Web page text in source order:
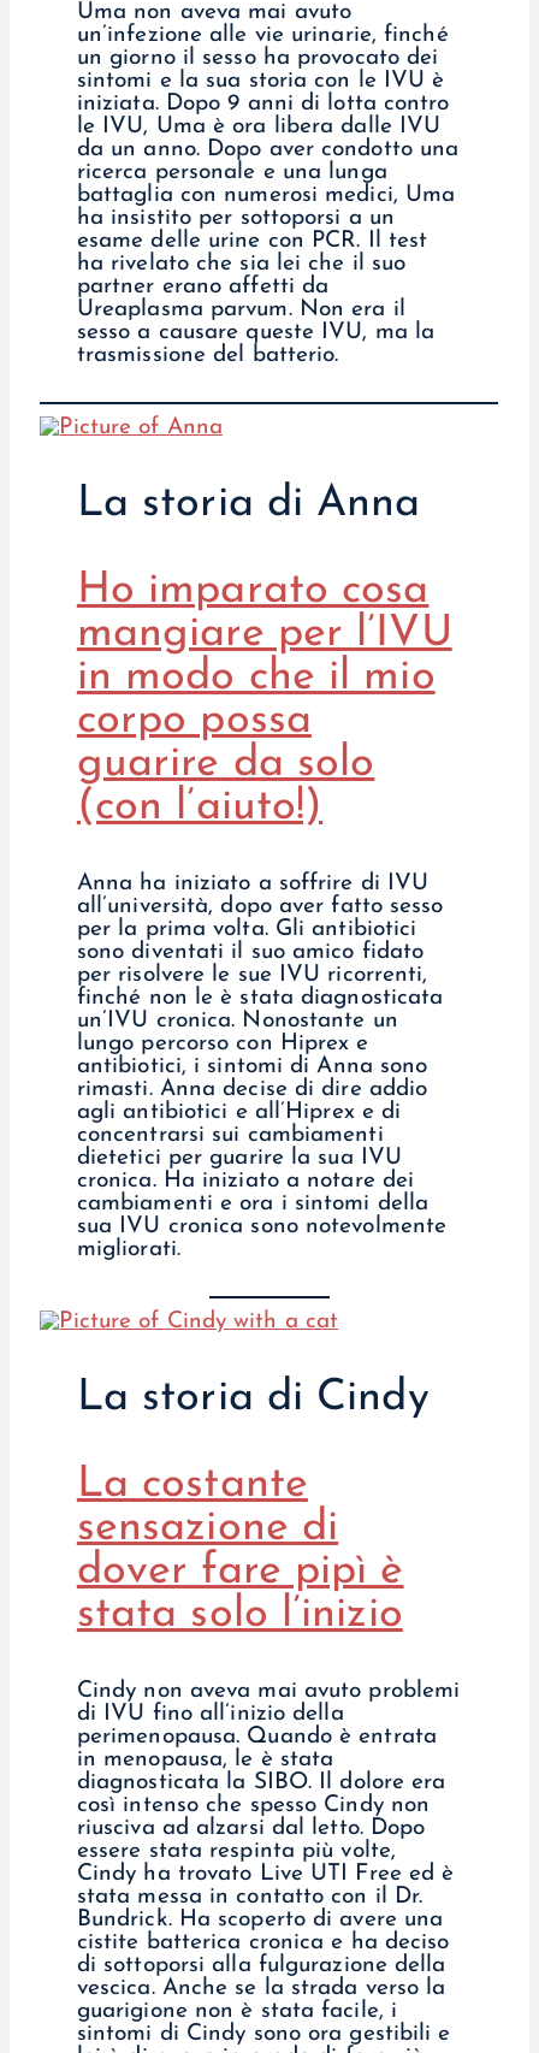
Uma non aveva mai avuto
un’infezione alle vie urinarie, finché
un giorno il sesso ha provocato dei
sintomi e la sua storia con le IVU è
iniziata. Dopo 9 anni di lotta contro
le IVU, Uma è ora libera dalle IVU
da un anno. Dopo aver condotto una
ricerca personale e una lunga
battaglia con numerosi medici, Uma
ha insistito per sottoporsi a un
esame delle urine con PCR. Il test
ha rivelato che sia lei che il suo
partner erano affetti da
Ureaplasma parvum. Non era il
sesso a causare queste IVU, ma la
trasmissione del batterio.
La storia di Anna
Ho imparato cosa
mangiare per l’IVU
in modo che il mio
corpo possa
guarire da solo
(con l’aiuto!)
Anna ha iniziato a soffrire di IVU
all’università, dopo aver fatto sesso
per la prima volta. Gli antibiotici
sono diventati il suo amico fidato
per risolvere le sue IVU ricorrenti,
finché non le è stata diagnosticata
un’IVU cronica. Nonostante un
lungo percorso con Hiprex e
antibiotici, i sintomi di Anna sono
rimasti. Anna decise di dire addio
agli antibiotici e all’Hiprex e di
concentrarsi sui cambiamenti
dietetici per guarire la sua IVU
cronica. Ha iniziato a notare dei
cambiamenti e ora i sintomi della
sua IVU cronica sono notevolmente
migliorati.
La storia di Cindy
La costante
sensazione di
dover fare pipì è
stata solo l’inizio
Cindy non aveva mai avuto problemi
di IVU fino all’inizio della
perimenopausa. Quando è entrata
in menopausa, le è stata
diagnosticata la SIBO. Il dolore era
così intenso che spesso Cindy non
riusciva ad alzarsi dal letto. Dopo
essere stata respinta più volte,
Cindy ha trovato Live UTI Free ed è
stata messa in contatto con il Dr.
Bundrick. Ha scoperto di avere una
cistite batterica cronica e ha deciso
di sottoporsi alla fulgurazione della
vescica. Anche se la strada verso la
guarigione non è stata facile, i
sintomi di Cindy sono ora gestibili e